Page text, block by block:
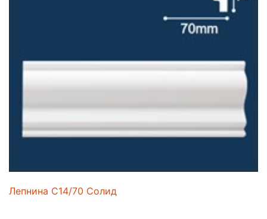
Лепнина C14/70 Солид